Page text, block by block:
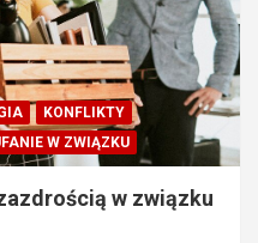
KONFLIKTY
W ZWIĄZKU
w związku